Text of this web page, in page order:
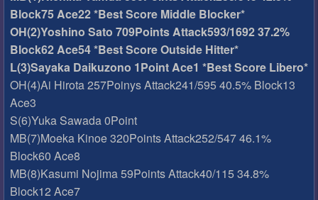
Block75 Ace22 *Best Score Middle Blocker*
OH(2)Yoshino Sato 709Points Attack593/1692 37.2%
Block62 Ace54 *Best Score Outside Hitter*
L(3)Sayaka Daikuzono 1Point Ace1 *Best Score Libero*
OH(4)Ai Hirota 257Poinys Attack241/595 40.5% Block13
Ace3
S(6)Yuka Sawada 0Point
MB(7)Moeka Kinoe 320Points Attack252/547 46.1%
Block60 Ace8
MB(8)Kasumi Nojima 59Points Attack40/115 34.8%
Block12 Ace7